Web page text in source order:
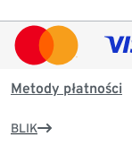
Metody płatności
BLIK